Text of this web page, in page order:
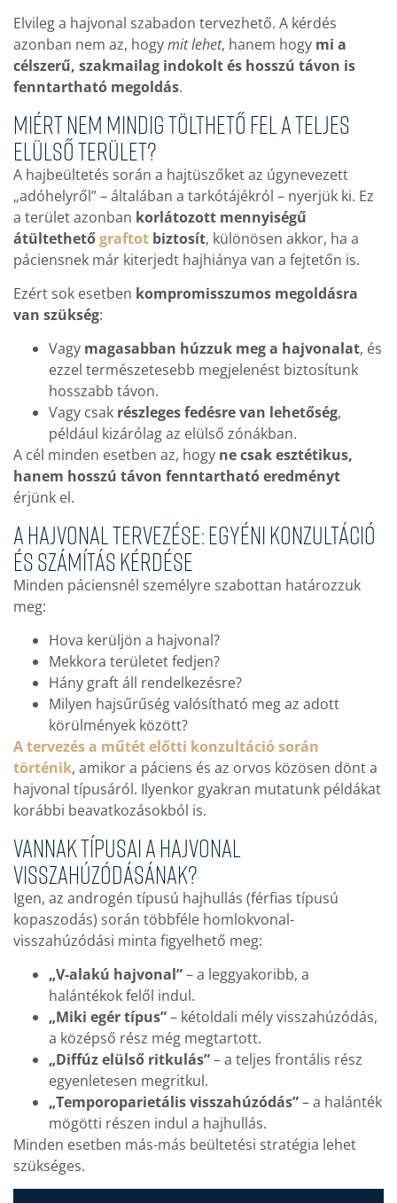
Elvileg a hajvonal szabadon tervezhető. A kérdés
azonban nem az, hogymit lehet, hanem hogy mi a
célszerű, szakmailag indokolt és hosszú távon is
fenntartható megoldás.
Miért nem mindig tölthető fel a teljes
elülső terület?
A hajbeültetés során a hajtüszőket az úgynevezett
„adóhelyről” – általában a tarkótájékról – nyerjük ki. Ez
a terület azonban korlátozott mennyiségű
átültethetőgraftot biztosít, különösen akkor, ha a
páciensnek már kiterjedt hajhiánya van a fejtetőn is.
Ezért sok esetben kompromisszumos megoldásra
van szükség:
Vagy magasabban húzzuk meg a hajvonalat, és
ezzel természetesebb megjelenést biztosítunk
hosszabb távon.
Vagy csak részleges fedésre van lehetőség,
például kizárólag az elülső zónákban.
A cél minden esetben az, hogy ne csak esztétikus,
hanem hosszú távon fenntartható eredményt
érjünk el.
A hajvonal tervezése: egyéni konzultáció
és számítás kérdése
Minden páciensnél személyre szabottan határozzuk
meg:
Hova kerüljön a hajvonal?
Mekkora területet fedjen?
Hány graft áll rendelkezésre?
Milyen hajsűrűség valósítható meg az adott
körülmények között?
A tervezés a műtét előtti konzultáció során
történik, amikor a páciens és az orvos közösen dönt a
hajvonal típusáról. Ilyenkor gyakran mutatunk példákat
korábbi beavatkozásokból is.
Vannak típusai a hajvonal
visszahúzódásának?
Igen, az androgén típusú hajhullás (férfias típusú
kopaszodás) során többféle homlokvonal-
visszahúzódási minta figyelhető meg:
„V-alakú hajvonal”– a leggyakoribb, a
halántékok felől indul.
„Miki egér típus”– kétoldali mély visszahúzódás,
a középső rész még megtartott.
„Diffúz elülső ritkulás”– a teljes frontális rész
egyenletesen megritkul.
„Temporoparietális visszahúzódás”– a halánték
mögötti részen indul a hajhullás.
Minden esetben más-más beültetési stratégia lehet
szükséges.